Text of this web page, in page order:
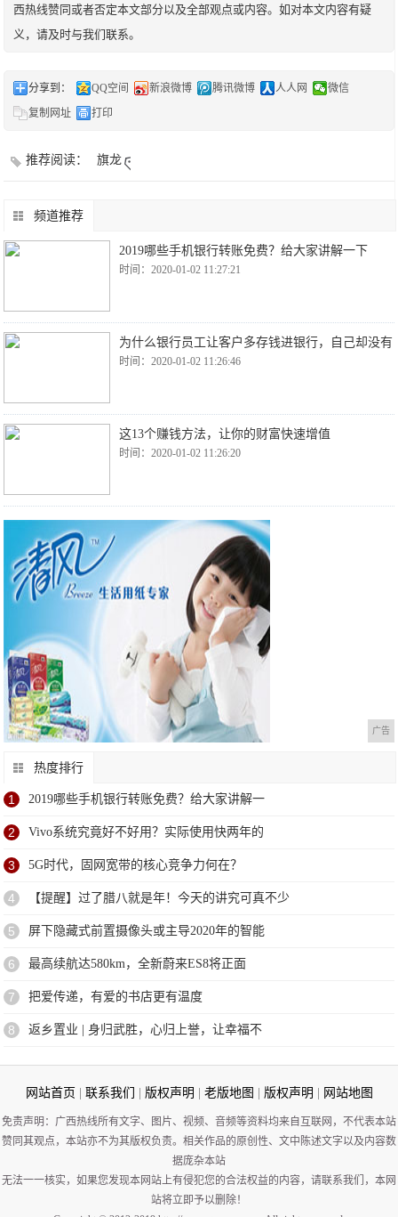
西热线赞同或者否定本文部分以及全部观点或内容。如对本文内容有疑
义，请及时与我们联系。
分享到： QQ空间 新浪微博 腾讯微博 人人网
微信
复制网址
打印
推荐阅读： 旗龙
频道推荐
2019哪些手机银行转账免费？给大家讲解一下
时间：2020-01-02 11:27:21
为什么银行员工让客户多存钱进银行，自己却没有
时间：2020-01-02 11:26:46
这13个赚钱方法，让你的财富快速增值
时间：2020-01-02 11:26:20
广告
热度排行
1 2019哪些手机银行转账免费？给大家讲解一
2 Vivo系统究竟好不好用？实际使用快两年的
3 5G时代，固网宽带的核心竞争力何在？
4 【提醒】过了腊八就是年！今天的讲究可真不少
5 屏下隐藏式前置摄像头或主导2020年的智能
6 最高续航达580km，全新蔚来ES8将正面
7 把爱传递，有爱的书店更有温度
8 返乡置业 | 身归武胜，心归上誉，让幸福不
网站首页 联系我们 版权声明 老版地图 版权声明 网站地图
免责声明：广西热线所有文字、图片、视频、音频等资料均来自互联网，不代表本站
赞同其观点，本站亦不为其版权负责。相关作品的原创性、文中陈述文字以及内容数
据庞杂本站
无法一一核实，如果您发现本网站上有侵犯您的合法权益的内容，请联系我们，本网
站将立即予以删除！